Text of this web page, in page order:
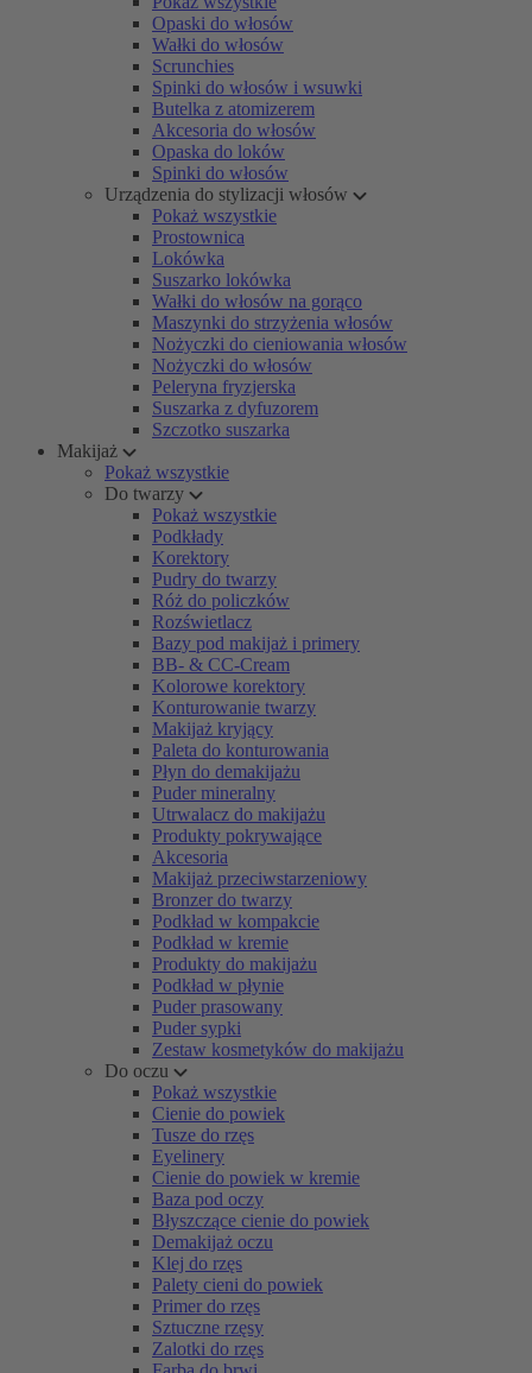
Opaski do włosów
Wałki do włosów
Scrunchies
Spinki do włosów i wsuwki
Butelka z atomizerem
Akcesoria do włosów
Opaska do loków
Spinki do włosów
Urządzenia do stylizacji włosów
Pokaż wszystkie
Prostownica
Lokówka
Suszarko lokówka
Wałki do włosów na gorąco
Maszynki do strzyżenia włosów
Nożyczki do cieniowania włosów
Nożyczki do włosów
Peleryna fryzjerska
Suszarka z dyfuzorem
Szczotko suszarka
Makijaż
Pokaż wszystkie
Do twarzy
Pokaż wszystkie
Podkłady
Korektory
Pudry do twarzy
Róż do policzków
Rozświetlacz
Bazy pod makijaż i primery
BB- & CC-Cream
Kolorowe korektory
Konturowanie twarzy
Makijaż kryjący
Paleta do konturowania
Płyn do demakijażu
Puder mineralny
Utrwalacz do makijażu
Produkty pokrywające
Akcesoria
Makijaż przeciwstarzeniowy
Bronzer do twarzy
Podkład w kompakcie
Podkład w kremie
Produkty do makijażu
Podkład w płynie
Puder prasowany
Puder sypki
Zestaw kosmetyków do makijażu
Do oczu
Pokaż wszystkie
Cienie do powiek
Tusze do rzęs
Eyelinery
Cienie do powiek w kremie
Baza pod oczy
Błyszczące cienie do powiek
Demakijaż oczu
Klej do rzęs
Palety cieni do powiek
Primer do rzęs
Sztuczne rzęsy
Zalotki do rzęs